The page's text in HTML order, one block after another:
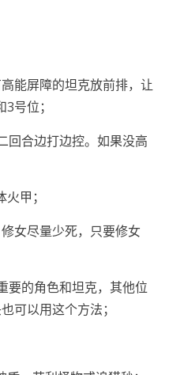
能屏障的坦克放前排，让
号位；
回合边打边控。如果没高
甲；
女尽量少死，只要修女
要的角色和坦克，其他位
可以用这个方法；